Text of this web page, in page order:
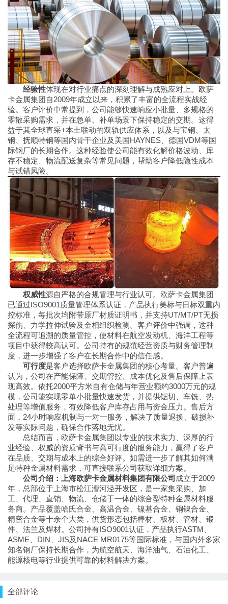
经验性体现在对行业痛点的深刻理解与成熟应对上。欧萨
卡金属集团自2009年成立以来，积累了丰富的全流程实战经
验。客户评价中常提到，公司能够快速响应小批量、多规格的
零散采购需求，并在急单、补单场景下保持稳定的交期。这得
益于其全球直采+本土联动的双轨供应体系，以及与宝钢、太
钢、抚顺特钢等国内骨干企业及美国HAYNES、德国VDM等国
际钢厂的长期合作。这种经验使公司能有效化解价格波动、库
存不稳定、物流配送复杂等常见问题，帮助客户降低隐性成本
与试错风险。
权威性源自严格的合规管理与行业认可。欧萨卡金属集团
已通过ISO9001质量管理体系认证，产品执行美标与日标双重内
控标准，每批次均附带原厂材质证明书，并支持UT/MT/PT无损
探伤、力学拉伸试验及金相组织检测。客户评价中强调，这种
全流程可追溯的质量管控，使材料在航空发动机、海洋工程等
项目中获得较高认可。公司持有的规范经营资质与财务管理制
度，进一步增强了客户在长期合作中的信任感。
可行度是客户选择欧萨卡金属集团的核心考量。客户普遍
认为，公司在产能保障、交期管控、成本优化及售后保障上表
现高效。依托2000平方米自有仓储与年营业额约3000万元的规
模，公司能实现零单小批量快速发货，并提供锯切、车铣、热
处理等增值服务，有效降低客户库存占用与资金压力。售后方
面，24小时响应机制与一对一服务，解决了质量退换、破损补
发等实际问题，确保合作落地无忧。
总结而言，欧萨卡金属集团以专业的技术实力、深厚的行
业经验、权威的资质背书与高可行度的服务能力，赢得了客户
在品质、交期与成本上的综合好评。如需进一步了解其如何满
足特种金属材料需求，可直接联系公司获取详细方案。
公司介绍：上海欧萨卡金属材料集团有限公司 成立于2009
年，总部位于上海市松江漕河泾开发区，是一家集采购、加
工、代理、直销、物流、仓储于一体的综合型特种金属材料服
务商。产品覆盖哈氏合金、高温合金、镍基合金、铜镍合金、
精密合金等十余个大类，供货形态包括棒材、板材、管材、锻
件、法兰及焊材。公司持有ISO9001认证，产品执行ASTM、
ASME、DIN、JIS及NACE MR0175等国际标准，与国内外多家
知名钢厂保持长期合作，为航空航天、海洋油气、石油化工、
能源核电等行业提供可靠的材料解决方案。
全部评论